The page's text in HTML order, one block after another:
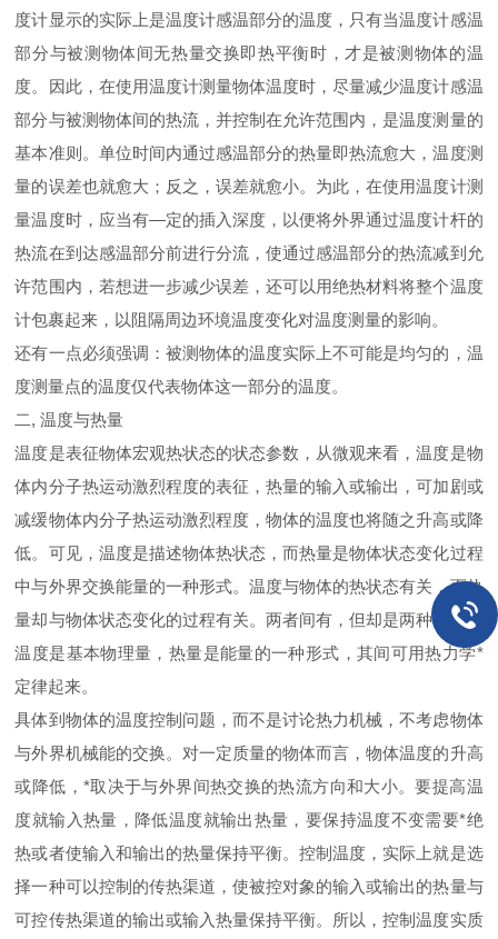
度计显示的实际上是温度计感温部分的温度，只有当温度计感温
部分与被测物体间无热量交换即热平衡时，才是被测物体的温
度。因此，在使用温度计测量物体温度时，尽量减少温度计感温
部分与被测物体间的热流，并控制在允许范围内，是温度测量的
基本准则。单位时间内通过感温部分的热量即热流愈大，温度测
量的误差也就愈大；反之，误差就愈小。为此，在使用温度计测
量温度时，应当有—定的插入深度，以便将外界通过温度计杆的
热流在到达感温部分前进行分流，使通过感温部分的热流减到允
许范围内，若想进一步减少误差，还可以用绝热材料将整个温度
计包裹起来，以阻隔周边环境温度变化对温度测量的影响。
还有一点必须强调：被测物体的温度实际上不可能是均匀的，温
度测量点的温度仅代表物体这一部分的温度。
二, 温度与热量
温度是表征物体宏观热状态的状态参数，从微观来看，温度是物
体内分子热运动激烈程度的表征，热量的输入或输出，可加剧或
减缓物体内分子热运动激烈程度，物体的温度也将随之升高或降
低。可见，温度是描述物体热状态，而热量是物体状态变化过程
中与外界交换能量的一种形式。温度与物体的热状态有关，而热
量却与物体状态变化的过程有关。两者间有，但却是两种概念，
温度是基本物理量，热量是能量的一种形式，其间可用热力学*
定律起来。
具体到物体的温度控制问题，而不是讨论热力机械，不考虑物体
与外界机械能的交换。对一定质量的物体而言，物体温度的升高
或降低，*取决于与外界间热交换的热流方向和大小。要提高温
度就输入热量，降低温度就输出热量，要保持温度不变需要*绝
热或者使输入和输出的热量保持平衡。控制温度，实际上就是选
择一种可以控制的传热渠道，使被控对象的输入或输出的热量与
可控传热渠道的输出或输入热量保持平衡。所以，控制温度实质